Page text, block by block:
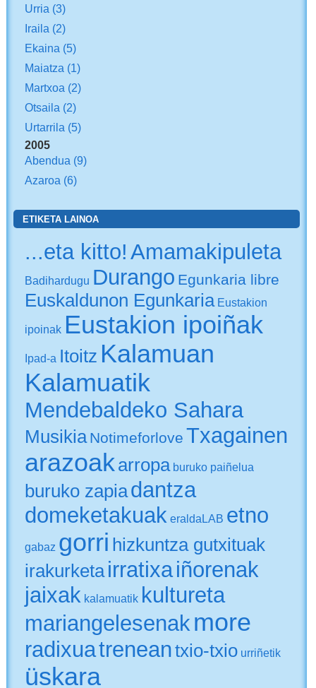
Urria (3)
Iraila (2)
Ekaina (5)
Maiatza (1)
Martxoa (2)
Otsaila (2)
Urtarrila (5)
2005
Abendua (9)
Azaroa (6)
ETIKETA LAINOA
...eta kitto! Amamakipuleta
Badihardugu Durango Egunkaria libre
Euskaldunon Egunkaria Eustakion
ipoinak Eustakion ipoiñak
Ipad-a Itoitz Kalamuan
Kalamuatik
Mendebaldeko Sahara
Musikia Notimeforlove Txagainen
arazoakarropa buruko paiñelua
buruko zapiadantza
domeketakuak eraldaLAB etno
gabaz gorri hizkuntza gutxituak
irakurketa irratixaiñorenak
jaixak kalamuatik kultureta
mariangelesenakmore
radixuatreneantxio-txio urriñetik
üskara